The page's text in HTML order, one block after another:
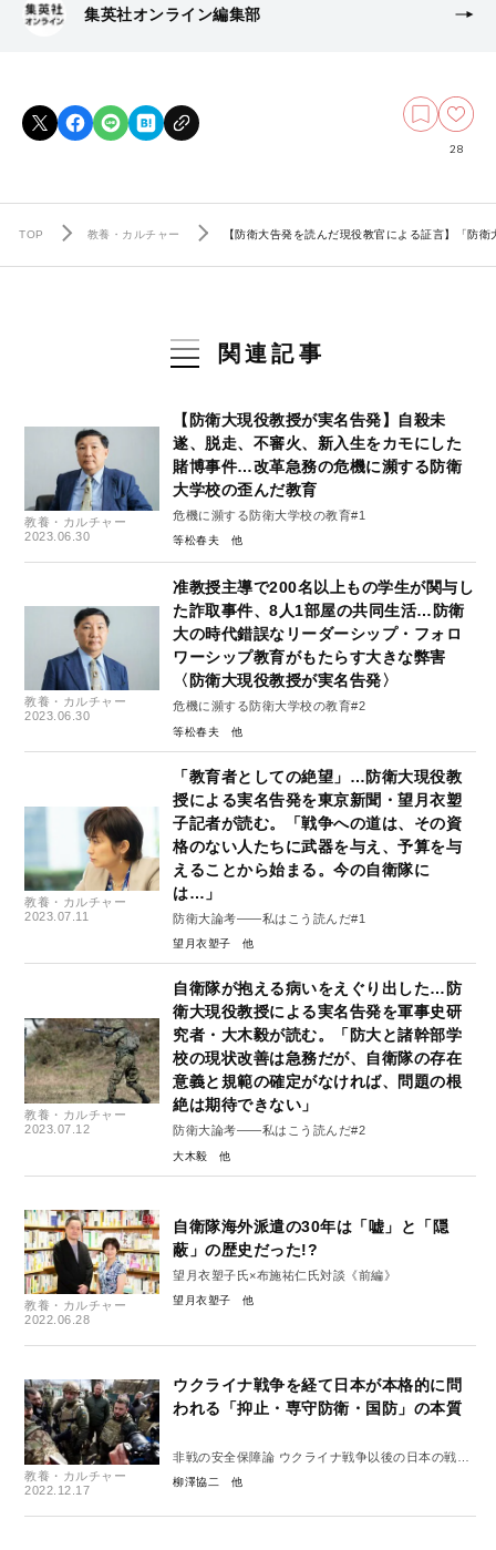
集英社オンライン編集部
28
TOP 教養・カルチャー 【防衛大告発を読んだ現役教官による証言】「防
関連記事
教養・カルチャー
2023.06.30
【防衛大現役教授が実名告発】自殺未
遂、脱走、不審火、新入生をカモにした
賭博事件…改革急務の危機に瀕する防衛
大学校の歪んだ教育
危機に瀕する防衛大学校の教育#1
等松春夫
教養・カルチャー
2023.06.30
准教授主導で200名以上もの学生が関与し
た詐取事件、8人1部屋の共同生活…防衛
大の時代錯誤なリーダーシップ・フォロ
ワーシップ教育がもたらす大きな弊害
〈防衛大現役教授が実名告発〉
危機に瀕する防衛大学校の教育#2
等松春夫
教養・カルチャー
2023.07.11
「教育者としての絶望」…防衛大現役教
授による実名告発を東京新聞・望月衣塑
子記者が読む。「戦争への道は、その資
格のない人たちに武器を与え、予算を与
えることから始まる。今の自衛隊に
は…」
防衛大論考――私はこう読んだ#1
望月衣塑子
教養・カルチャー
2023.07.12
自衛隊が抱える病いをえぐり出した…防
衛大現役教授による実名告発を軍事史研
究者・大木毅が読む。「防大と諸幹部学
校の現状改善は急務だが、自衛隊の存在
意義と規範の確定がなければ、問題の根
絶は期待できない」
防衛大論考――私はこう読んだ#2
大木毅
教養・カルチャー
2022.06.28
自衛隊海外派遣の30年は「嘘」と「隠
蔽」の歴史だった!?
望月衣塑子氏×布施祐仁氏対談《前編》
望月衣塑子
教養・カルチャー
2022.12.17
ウクライナ戦争を経て日本が本格的に問
われる「抑止・専守防衛・国防」の本質
非戦の安全保障論 ウクライナ戦争以後の日本の戦略
④
柳澤協二